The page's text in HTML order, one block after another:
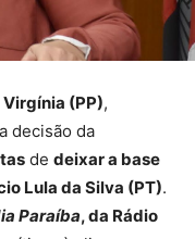
(PP),
decisão da
de deixar a base
Lula da Silva (PT).
Paraíba, da Rádio